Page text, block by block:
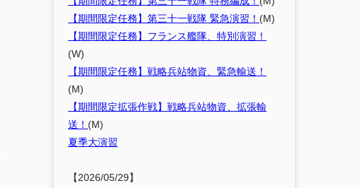
【期間限定任務】第三十一戦隊 緊急演習！ (M)
【期間限定任務】フランス艦隊、特別演習！
(W)
【期間限定任務】戦略兵站物資、緊急輸送！
(M)
【期間限定拡張作戦】戦略兵站物資、拡張輸
送！ (M)
夏季大演習
【2026/05/29】